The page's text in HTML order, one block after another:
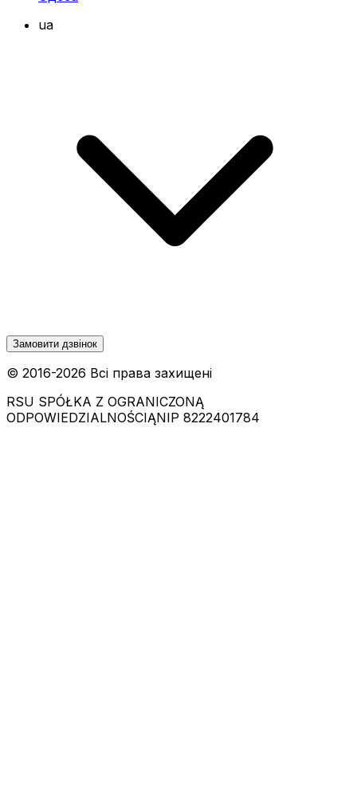
ua
Замовити дзвінок
© 2016-2026 Всі права захищені
RSU SPÓŁKA Z OGRANICZONĄ
ODPOWIEDZIALNOŚCIĄNIP 8222401784